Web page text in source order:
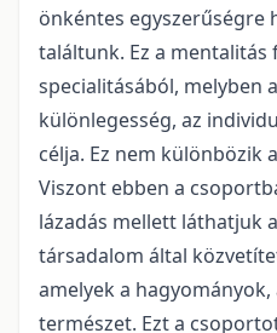
önkéntes
találtunk. Ez a
specialitásából, melyben
különlegesség, az
célja. Ez nem különbözik
Viszont ebben a
lázadás mellett láthatjuk
társadalom által
amelyek a hagyományok,
természet. Ezt a